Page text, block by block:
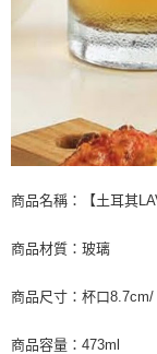
商品名稱：【土耳其
商品材質：玻璃
商品尺寸：杯口
商品容量：473ml